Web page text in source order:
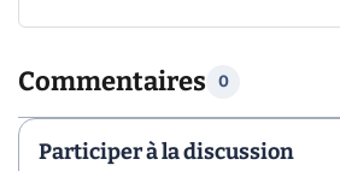
Commentaires 0
Participer à la discussion